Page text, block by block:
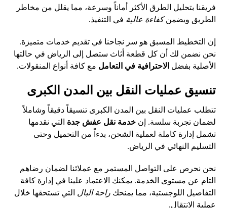
فريقنا بتحليل الطرق الأكثر أماناً وسرعة، مما يقلل من مخاطر
الطريق ويضمنكفاءة عالية في التنفيذ.
إن التخطيط المسبق هو سر نجاحنا في تقديم خدمات متميزة.
نحن نضمن لك أن كل قطعة أثاث ستصل إلى الرياض في حالتها
الأصلية بفضل الاحترافية في التعامل مع كافة أنواع المنقولات.
تنسيق عمليات النقل بين المدن الكبرى
تتطلب عمليات النقل بين المدن الكبرى تنسيقاً دقيقاً وشاملاً
لضمان تجربة سلسة. إنخدمة نقل عفش جدة التي نقدمها
تشمل إدارة كاملة لعملية الشحن، بدءاً من التحميل وحتى
التسليم النهائي في الرياض.
نحن نحرص على التواصل المستمر مع عملائنا لضمان رضاهم
التام عن مستوى الخدمة. يمكنك الاعتماد علينا في إدارة كافة
التفاصيل اللوجستية، مما يمنحكراحة البال التي تستحقها خلال
عملية الانتقال.